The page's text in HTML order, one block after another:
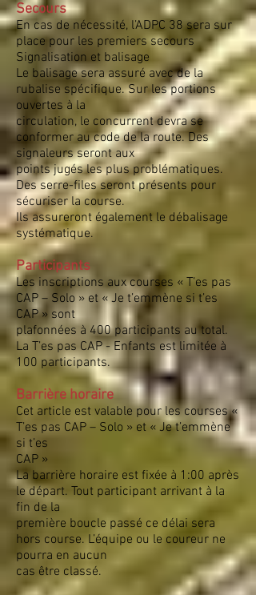
Secours
En cas de nécessité, l’ADPC 38 sera sur
place pour les premiers secours
Signalisation et balisage
Le balisage sera assuré avec de la
rubalise spécifique. Sur les portions
ouvertes à la
circulation, le concurrent devra se
conformer au code de la route. Des
signaleurs seront aux
points jugés les plus problématiques.
Des serre-files seront présents pour
sécuriser la course.
Ils assureront également le débalisage
systématique.
Participants
Les inscriptions aux courses « T’es pas
CAP – Solo » et « Je t’emmène si t’es
CAP » sont
plafonnées à 400 participants au total.
La T’es pas CAP - Enfants est limitée à
100 participants.
Barrière horaire
Cet article est valable pour les courses «
T’es pas CAP – Solo » et « Je t’emmène
si t’es
CAP »
La barrière horaire est fixée à 1:00 après
le départ. Tout participant arrivant à la
fin de la
première boucle passé ce délai sera
hors course. L’équipe ou le coureur ne
pourra en aucun
cas être classé.